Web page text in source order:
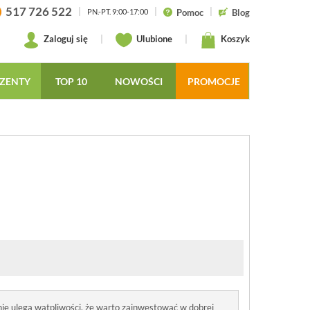
517 726 522 PN.-PT. 9:00-17:00 Pomoc Blog
Zaloguj się Ulubione Koszyk
TOP 10 NOWOŚCI PROMOCJE
ulega wątpliwości, że warto zainwestować w dobrej